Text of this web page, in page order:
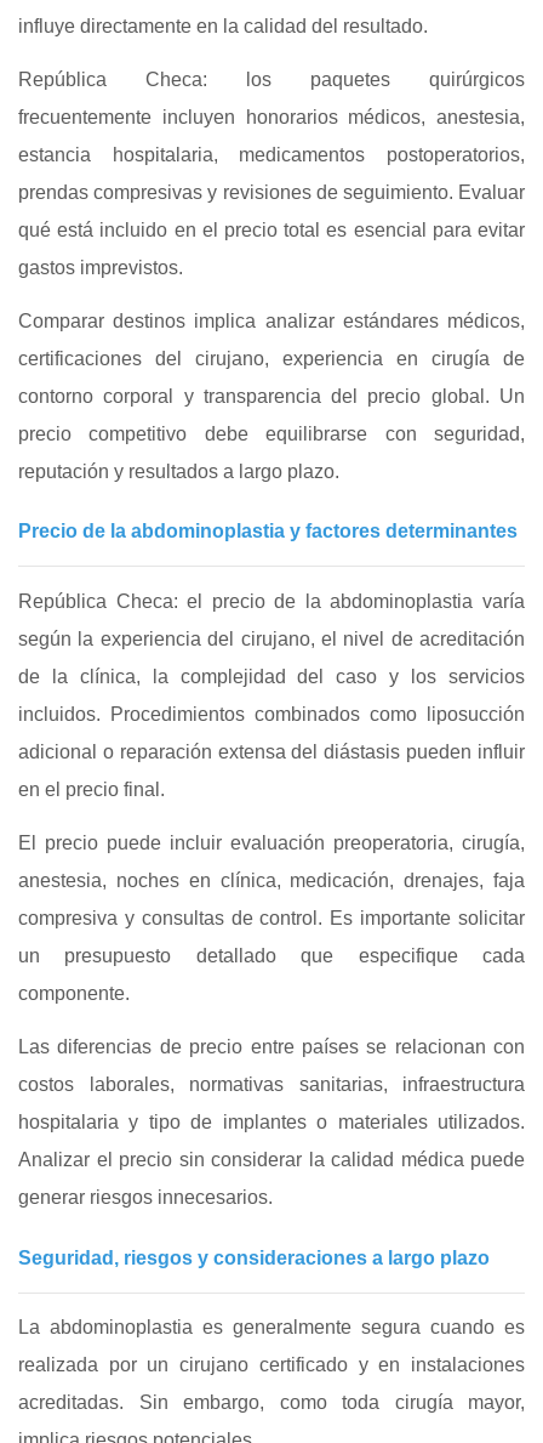
influye directamente en la calidad del resultado.
República Checa: los paquetes quirúrgicos
frecuentemente incluyen honorarios médicos, anestesia,
estancia hospitalaria, medicamentos postoperatorios,
prendas compresivas y revisiones de seguimiento. Evaluar
qué está incluido en el precio total es esencial para evitar
gastos imprevistos.
Comparar destinos implica analizar estándares médicos,
certificaciones del cirujano, experiencia en cirugía de
contorno corporal y transparencia del precio global. Un
precio competitivo debe equilibrarse con seguridad,
reputación y resultados a largo plazo.
Precio de la abdominoplastia y factores determinantes
República Checa: el precio de la abdominoplastia varía
según la experiencia del cirujano, el nivel de acreditación
de la clínica, la complejidad del caso y los servicios
incluidos. Procedimientos combinados como liposucción
adicional o reparación extensa del diástasis pueden influir
en el precio final.
El precio puede incluir evaluación preoperatoria, cirugía,
anestesia, noches en clínica, medicación, drenajes, faja
compresiva y consultas de control. Es importante solicitar
un presupuesto detallado que especifique cada
componente.
Las diferencias de precio entre países se relacionan con
costos laborales, normativas sanitarias, infraestructura
hospitalaria y tipo de implantes o materiales utilizados.
Analizar el precio sin considerar la calidad médica puede
generar riesgos innecesarios.
Seguridad, riesgos y consideraciones a largo plazo
La abdominoplastia es generalmente segura cuando es
realizada por un cirujano certificado y en instalaciones
acreditadas. Sin embargo, como toda cirugía mayor,